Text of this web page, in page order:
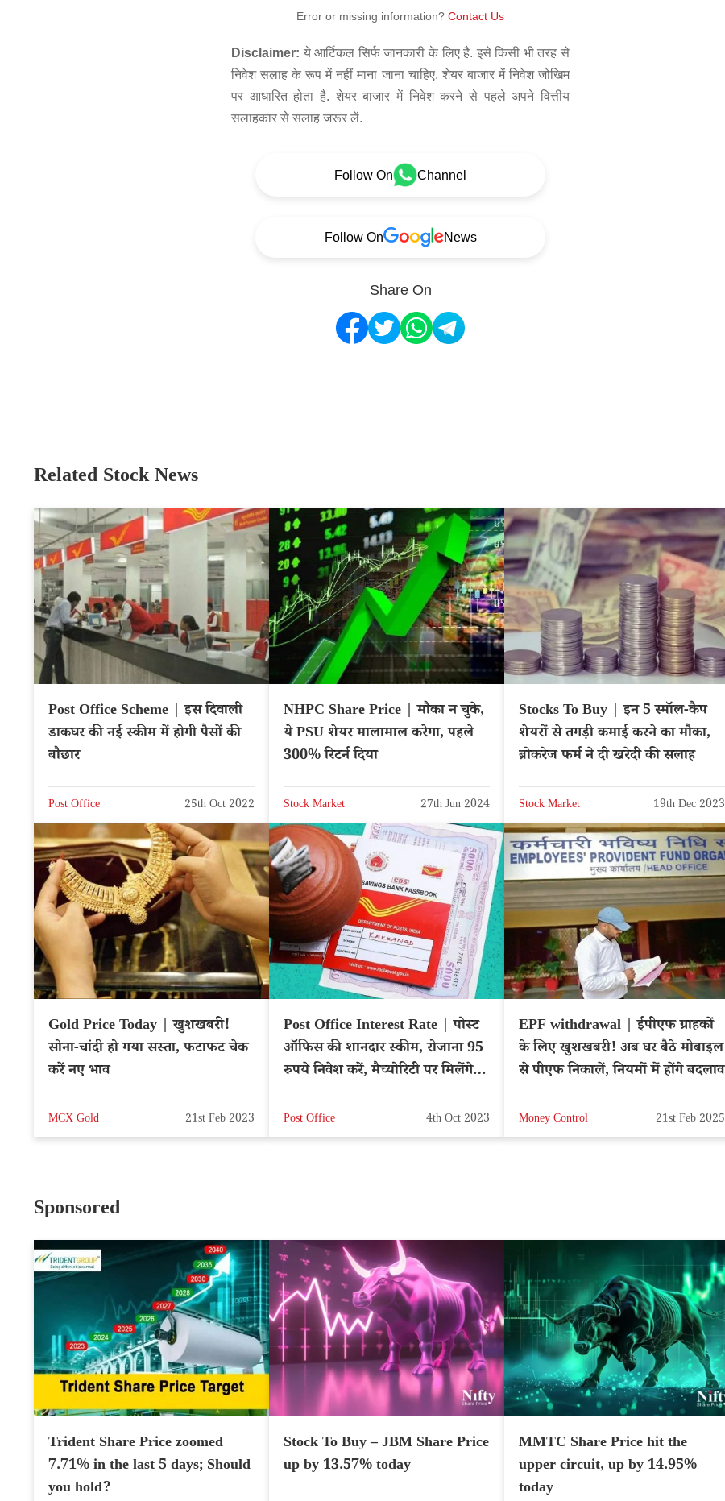
Error or missing information? Contact Us
Disclaimer: ये आर्टिकल सिर्फ जानकारी के लिए है. इसे किसी भी तरह से
निवेश सलाह के रूप में नहीं माना जाना चाहिए. शेयर बाजार में निवेश जोखिम
पर आधारित होता है. शेयर बाजार में निवेश करने से पहले अपने वित्तीय
सलाहकार से सलाह जरूर लें.
Follow On Channel
Follow On News
Share On
Related Stock News
Post Office Scheme | इस दिवाली
डाकघर की नई स्कीम में होगी पैसों की
बौछार
Post Office 25th Oct 2022
NHPC Share Price | मौका न चुके,
ये PSU शेयर मालामाल करेगा, पहले
300% रिटर्न दिया
Stock Market 27th Jun 2024
Stocks To Buy | इन 5 स्मॉल-कैप
शेयरों से तगड़ी कमाई करने का मौका,
ब्रोकरेज फर्म ने दी खरेदी की सलाह
Stock Market 19th Dec 2023
Gold Price Today | खुशखबरी!
सोना-चांदी हो गया सस्ता, फटाफट चेक
करें नए भाव
MCX Gold 21st Feb 2023
Post Office Interest Rate | पोस्ट
ऑफिस की शानदार स्कीम, रोजाना 95
रुपये निवेश करें, मैच्योरिटी पर मिलेंगे
Post Office 4th Oct 2023
EPF withdrawal | ईपीएफ ग्राहकों
के लिए खुशखबरी! अब घर बैठे मोबाइल
से पीएफ निकालें, नियमों में होंगे बदलाव
Money Control 21st Feb 2025
Sponsored
Trident Share Price zoomed
7.71% in the last 5 days; Should
you hold?
Stock To Buy – JBM Share Price
up by 13.57% today
MMTC Share Price hit the
upper circuit, up by 14.95%
today